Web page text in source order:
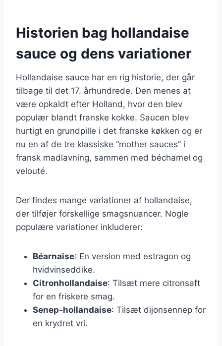
Historien bag hollandaise
sauce og dens variationer
Hollandaise sauce har en rig historie, der går
tilbage til det 17. århundrede. Den menes at
være opkaldt efter Holland, hvor den blev
populær blandt franske kokke. Saucen blev
hurtigt en grundpille i det franske køkken og er
nu en af de tre klassiske “mother sauces” i
fransk madlavning, sammen med béchamel og
velouté.
Der findes mange variationer af hollandaise,
der tilføjer forskellige smagsnuancer. Nogle
populære variationer inkluderer:
Béarnaise: En version med estragon og
hvidvinseddike.
Citronhollandaise: Tilsæt mere citronsaft
for en friskere smag.
Senep-hollandaise: Tilsæt dijonsennep for
en krydret vri.